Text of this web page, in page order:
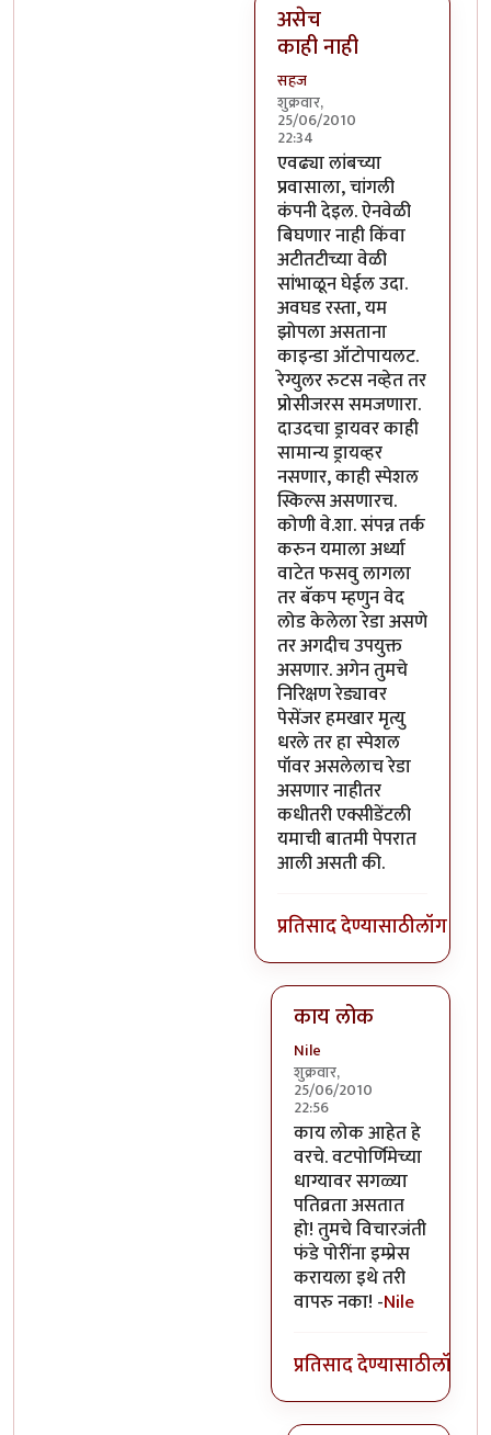
असेच
काही नाही
सहज
शुक्रवार,
25/06/2010
22:34
In reply toयमाला कॉमनसेन्स
एवढ्या लांबच्या
प्रवासाला, चांगली
कंपनी देइल. ऐनवेळी
बिघणार नाही किंवा
अटीतटीच्या वेळी
सांभाळून घेईल उदा.
अवघड रस्ता, यम
झोपला असताना
काइन्डा ऑटोपायलट.
रेग्युलर रुटस नव्हेत तर
प्रोसीजरस समजणारा.
दाउदचा ड्रायवर काही
सामान्य ड्रायव्हर
नसणार, काही स्पेशल
स्किल्स असणारच.
कोणी वे.शा. संपन्न तर्क
करुन यमाला अर्ध्या
वाटेत फसवु लागला
तर बॅकप म्हणुन वेद
लोड केलेला रेडा असणे
तर अगदीच उपयुक्त
असणार. अगेन तुमचे
निरिक्षण रेड्यावर
पेसेंजर हमखार मृत्यु
धरले तर हा स्पेशल
पॉवर असलेलाच रेडा
असणार नाहीतर
कधीतरी एक्सीडेंटली
यमाची बातमी पेपरात
आली असती की.
प्रतिसाद देण्यासाठीलॉग इन
काय लोक
Nile
शुक्रवार,
25/06/2010
22:56
In reply toअसेच काही नाही
काय लोक आहेत हे
वरचे. वटपोर्णिमेच्या
धाग्यावर सगळ्या
पतिव्रता असतात
हो! तुमचे विचारजंती
फंडे पोरींना इम्प्रेस
करायला इथे तरी
वापरु नका! -Nile
प्रतिसाद देण्यासाठीलॉग